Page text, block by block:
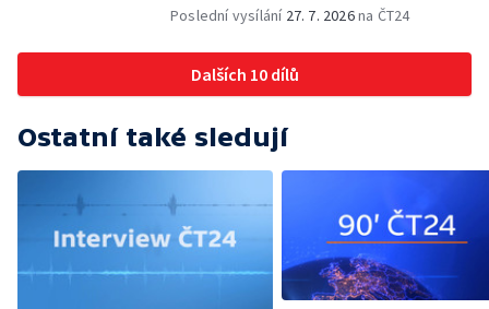
Poslední vysílání 27. 7. 2026na ČT24
Dalších 10 dílů
Ostatní také sledují